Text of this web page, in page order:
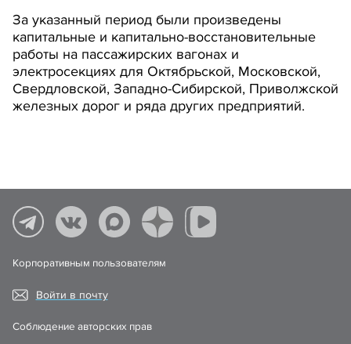
За указанный период были произведены
капитальные и капитально-восстановительные
работы на пассажирских вагонах и
электросекциях для Октябрьской, Московской,
Свердловской, Западно-Сибирской, Приволжской
железных дорог и ряда других предприятий.
Корпоративным пользователям
Войти в почту
Соблюдение авторских прав